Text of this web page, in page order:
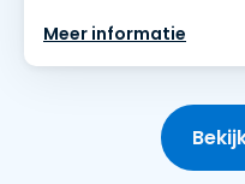
Meer informatie